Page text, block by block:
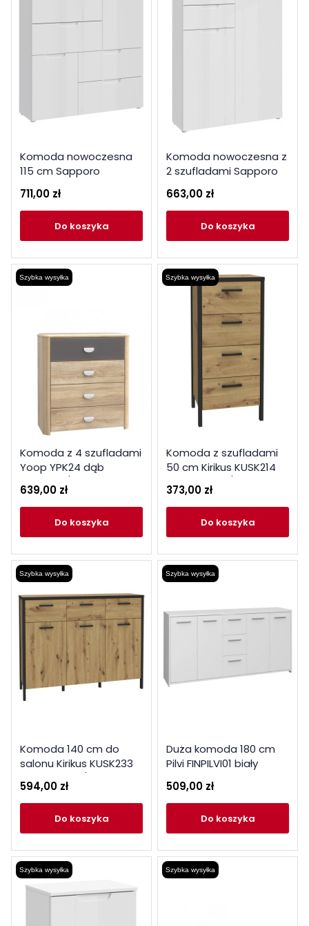
Komoda nowoczesna
115 cm Sapporo
SNNK325 biały
711,00 zł
do koszyka
Komoda nowoczesna z
2 szufladami Sapporo
SNNK421 biały
663,00 zł
do koszyka
Szybka wysyłka
Komoda z 4 szufladami
Yoop YPK24 dąb
sonoma / szary
antracyt
639,00 zł
do koszyka
Szybka wysyłka
Komoda z szufladami
50 cm Kirikus KUSK214
dąb artisan / czarny
373,00 zł
do koszyka
Szybka wysyłka
Komoda 140 cm do
salonu Kirikus KUSK233
dąb artisan / czarny
594,00 zł
do koszyka
Szybka wysyłka
Duża komoda 180 cm
Pilvi FINPILVI01 biały
509,00 zł
do koszyka
Szybka wysyłka Szybka wysyłka